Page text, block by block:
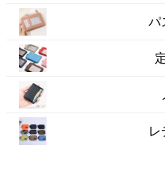
パ
レ